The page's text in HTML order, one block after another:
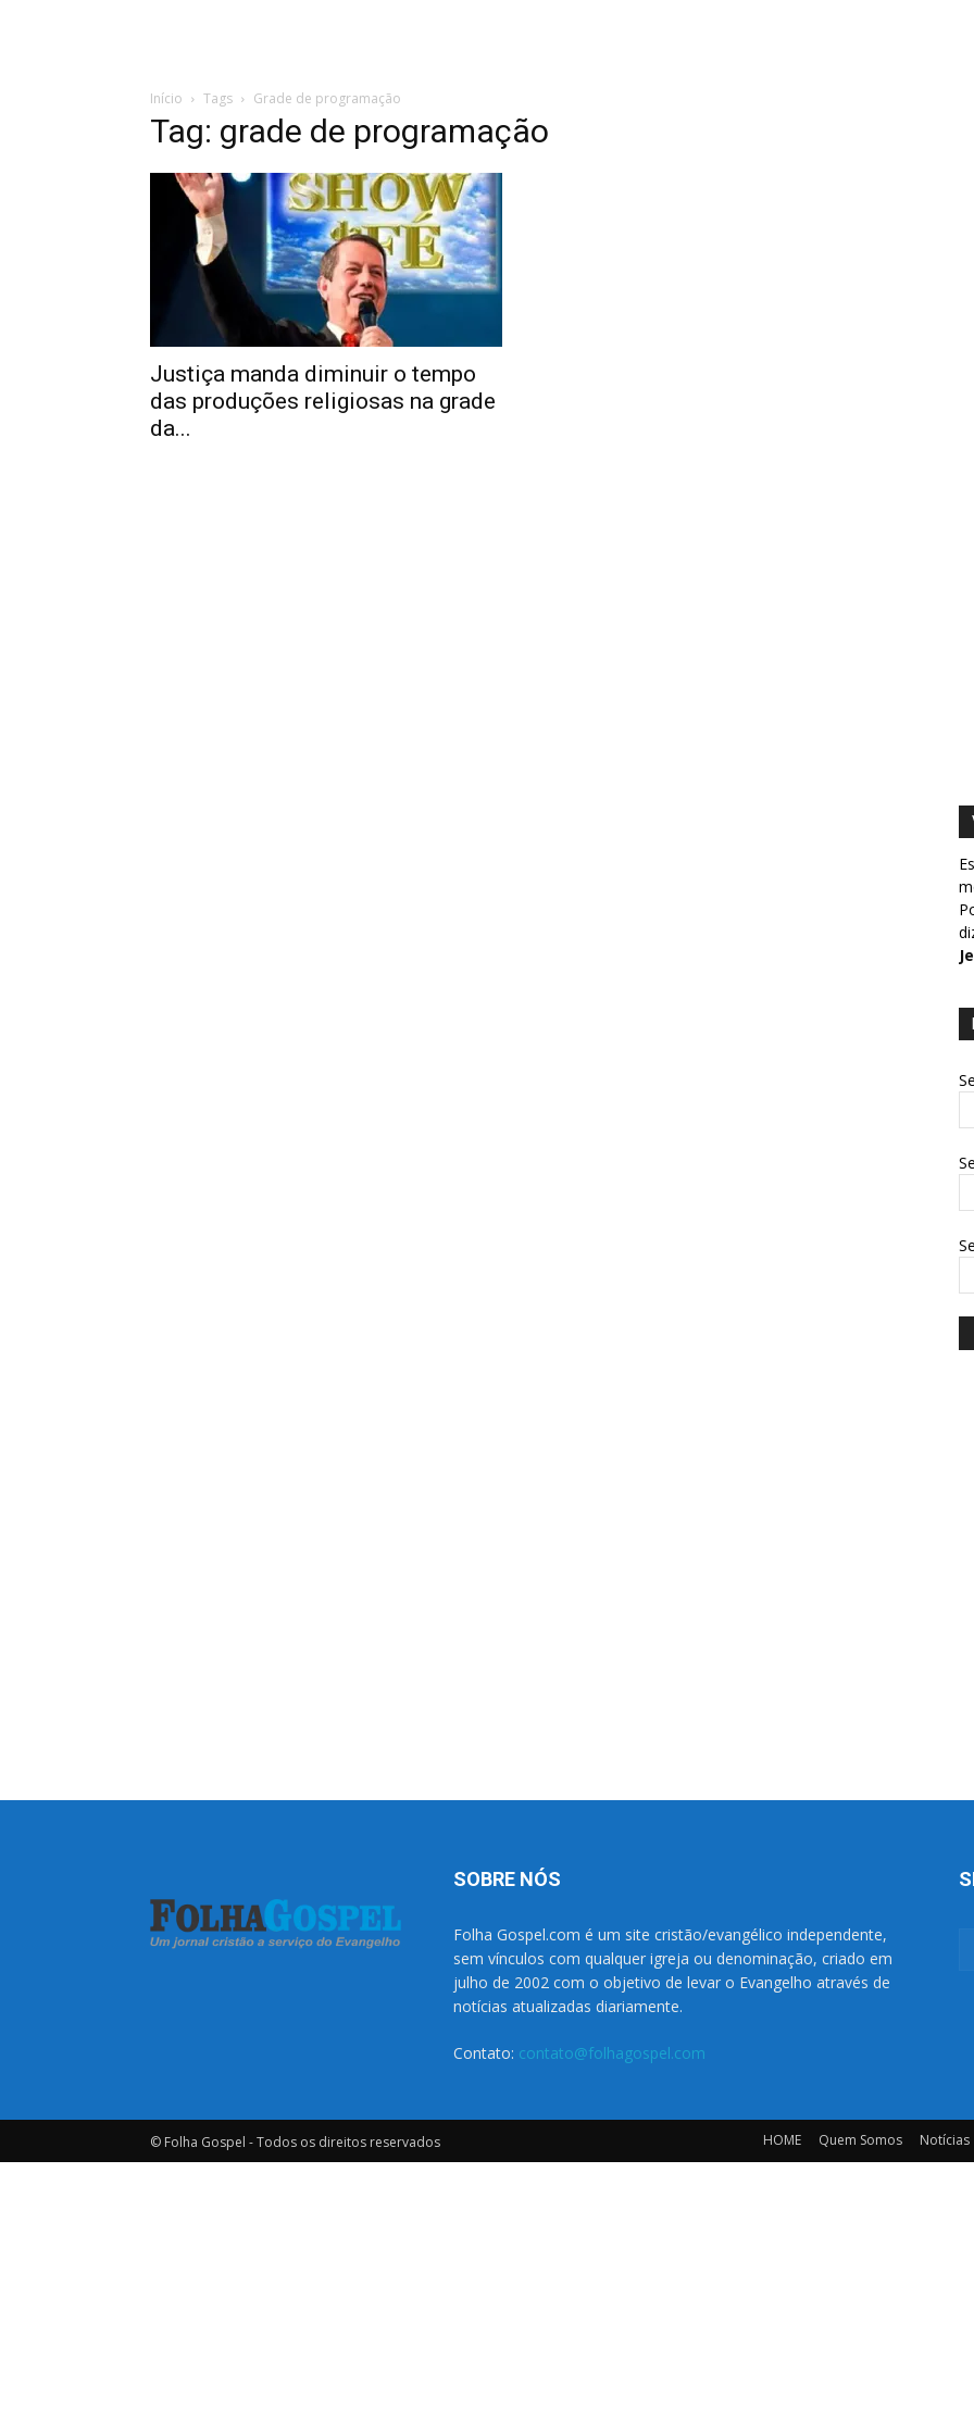
Início Tags Grade de programação
Tag: grade de programação
Justiça manda diminuir o tempo
das produções religiosas na grade
da...
SOBRE NÓS
Folha Gospel.com é um site cristão/evangélico independente,
sem vínculos com qualquer igreja ou denominação, criado em
julho de 2002 com o objetivo de levar o Evangelho através de
notícias atualizadas diariamente.
Contato: contato@folhagospel.com
© Folha Gospel - Todos os direitos reservados HOME Quem Somos Notícias